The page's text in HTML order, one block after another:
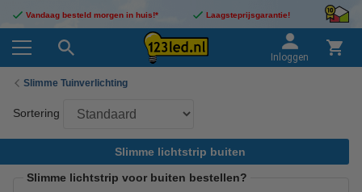
Vandaag besteld morgen in huis!* Laagsteprijsgarantie!
Inloggen
Slimme Tuinverlichting
Sortering
Slimme lichtstrip buiten
Slimme lichtstrip voor buiten bestellen?